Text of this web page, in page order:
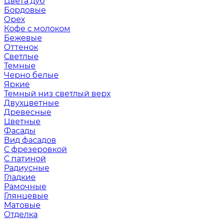
Бордовые
Орех
Кофе с молоком
Бежевые
Оттенок
Светлые
Темные
Черно белые
Яркие
Темный низ светлый верх
Двухцветные
Древесные
Цветные
Фасады
Вид фасадов
С фрезеровкой
С патиной
Радиусные
Гладкие
Рамочные
Глянцевые
Матовые
Отделка